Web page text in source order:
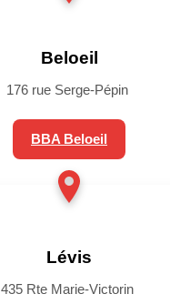
Beloeil
176 rue Serge-Pépin
BBA Beloeil
Lévis
435 Rte Marie-Victorin